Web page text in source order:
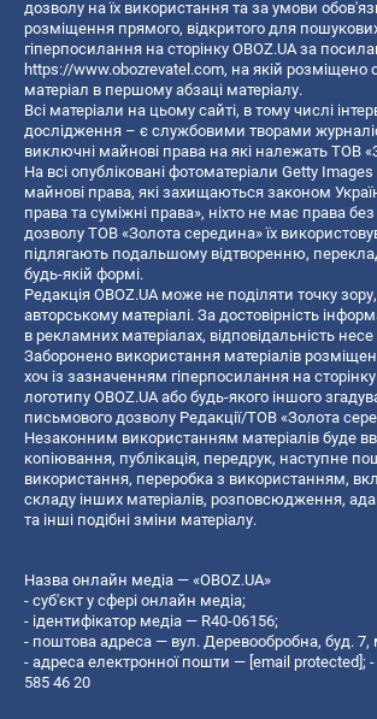
дозволу на їх використання та за умови
розміщення прямого, відкритого для
гіперпосилання на сторінку OBOZ.UA за
https://www.obozrevatel.com, на якій розміщено
матеріал в першому абзаці матеріалу.
Всі матеріали на цьому сайті, в тому числі
дослідження – є службовими творами
виключні майнові права на які належать ТОВ
На всі опубліковані фотоматеріали Getty
майнові права, які захищаються законом
права та суміжні права», ніхто не має права
дозволу ТОВ «Золота середина» їх
підлягають подальшому відтворенню,
будь-якій формі.
Редакція OBOZ.UA може не поділяти точку
авторському матеріалі. За достовірність
в рекламних матеріалах, відповідальність
Заборонено використання матеріалів
хоч із зазначенням гіперпосилання на
логотипу OBOZ.UA або будь-якого іншого
письмового дозволу Редакції/ТОВ «Золота
Незаконним використанням матеріалів буде
копiювання, публiкацiя, передрук, наступне
використання, переробка з використанням,
складу інших матеріалів, розповсюдження,
та інші подібні зміни матеріалу.
Назва онлайн медіа — «OBOZ.UA»
- суб'єкт у сфері онлайн медіа;
- ідентифікатор медіа — R40-06156;
- поштова адреса — вул. Деревообробна, буд. 7,
- адреса електронної пошти — [email protected] ;
585 46 20